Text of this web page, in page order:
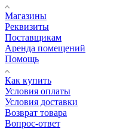
Магазины
Реквизиты
Поставщикам
Аренда помещений
Помощь
Как купить
Условия оплаты
Условия доставки
Возврат товара
Вопрос-ответ